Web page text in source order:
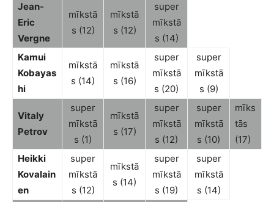
Jean-
Eric
Vergne
mīkstā
s (12)
mīkstā
s (12)
super
mīkstā
s (14)
Kamui
Kobayas
hi
mīkstā
s (14)
mīkstā
s (16)
super
mīkstā
s (20)
super
mīkstā
s (9)
Vitaly
Petrov
super
mīkstā
s (1)
mīkstā
s (17)
super
mīkstā
s (12)
super
mīkstā
s (10)
mīks
tās
(17)
Heikki
Kovalain
en
super
mīkstā
s (12)
mīkstā
s (14)
super
mīkstā
s (19)
super
mīkstā
s (14)